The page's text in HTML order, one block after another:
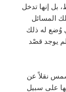
بل إنها تدخل
المسائل
وُضع له ذلك
لم يوجد قصْد
نقلاً عن
على سبيل